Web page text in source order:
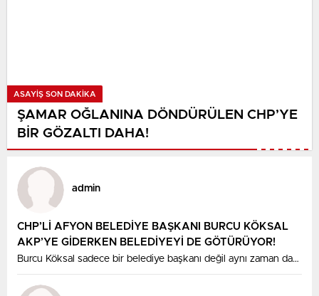
ASAYIŞ SON DAKİKA
ŞAMAR OĞLANINA DÖNDÜRÜLEN CHP’YE
BİR GÖZALTI DAHA!
admin
CHP’Lİ AFYON BELEDİYE BAŞKANI BURCU KÖKSAL
AKP’YE GİDERKEN BELEDİYEYİ DE GÖTÜRÜYOR!
Burcu Köksal sadece bir belediye başkanı değil aynı zaman da
CHP genel başkanı Özgür Özel’in en favori Genel başkan
yardımcısı olan bir kişiydi!